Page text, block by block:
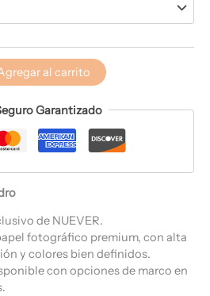
al carrito
Garantizado
de NUEVER.
fotográfico premium, con alta
y colores bien definidos.
con opciones de marco en